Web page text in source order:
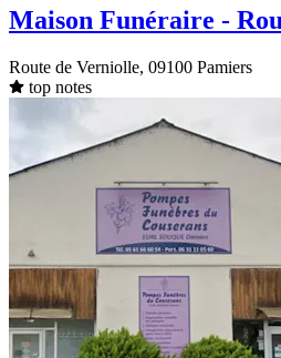
Maison Funéraire -
Route de Verniolle, 09100 Pamiers
top notes